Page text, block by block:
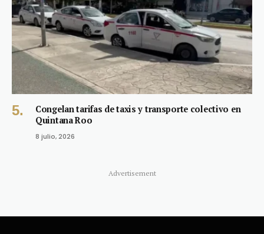
Congelan tarifas de taxis y transporte colectivo en
Quintana Roo
8 julio, 2026
Advertisement